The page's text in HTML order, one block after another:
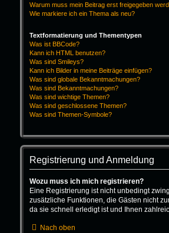
Warum muss mein Beitrag erst freigegeben
Wie markiere ich ein Thema als neu?
Textformatierung und Thementypen
Was ist BBCode?
Kann ich HTML benutzen?
Was sind Smileys?
Kann ich Bilder in meine Beiträge einfügen?
Was sind globale Bekanntmachungen?
Was sind Bekanntmachungen?
Was sind wichtige Themen?
Was sind geschlossene Themen?
Was sind Themen-Symbole?
Registrierung und Anmeldung
Wozu muss ich mich registrieren?
Eine Registrierung ist nicht unbedingt
zusätzliche Funktionen, die Gästen nicht
da sie schnell erledigt ist und Ihnen
Nach oben